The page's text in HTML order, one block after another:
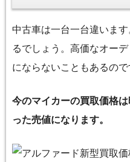
中古車は一台一台違いま
るでしょう。高価なオー
にならないこともあるので
今のマイカーの買取価格
った売値になります。